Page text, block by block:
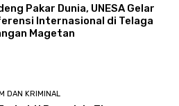
Pakar Dunia, UNESA Gelar
Internasional di Telaga
Magetan
DAN KRIMINAL